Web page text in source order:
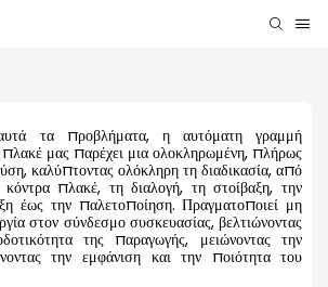
τα προβλήματα, η αυτόματη γραμμή
μας παρέχει μια ολοκληρωμένη, πλήρως
καλύπτοντας ολόκληρη τη διαδικασία, από
πλακέ, τη διαλογή, τη στοίβαξη, την
έως την παλετοποίηση. Πραγματοποιεί μη
στον σύνδεσμο συσκευασίας, βελτιώνοντας
της παραγωγής, μειώνοντας την
την εμφάνιση και την ποιότητα του